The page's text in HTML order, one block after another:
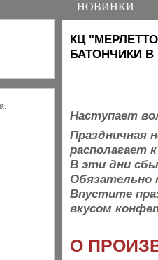
НОВИНКИ
КЦ
БАТОНЧИКИ В
Наступает
Праздничная
располагает
В эти дни
Обязательно
Впустите
вкусом
О